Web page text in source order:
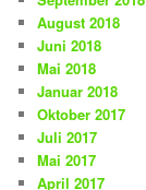
August 2018
Juni 2018
Mai 2018
Januar 2018
Oktober 2017
Juli 2017
Mai 2017
April 2017